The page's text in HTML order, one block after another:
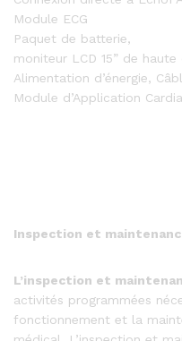
Module ECG
Paquet de batterie,
moniteur LCD 15” de haute
Alimentation d’énergie,
Module d’Application
Inspection et
L’inspection et
activités programmées
fonctionnement et la